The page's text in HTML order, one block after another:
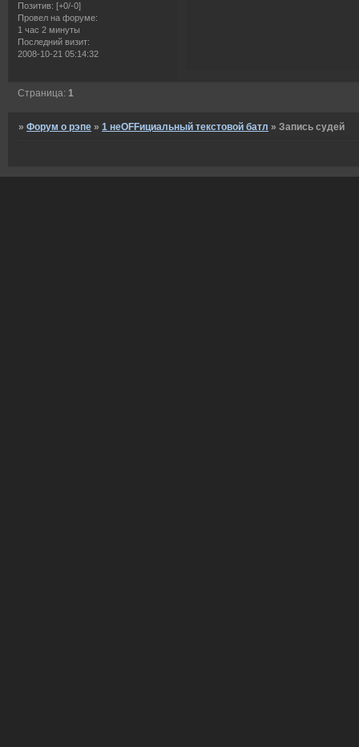
Позитив: [+0/-0]
Провел на форуме:
1 час 2 минуты
Последний визит:
2008-10-21 05:14:32
Страница:1
»Форум о рэпе »1 неOFFициальный текстовой батл »Запись судей